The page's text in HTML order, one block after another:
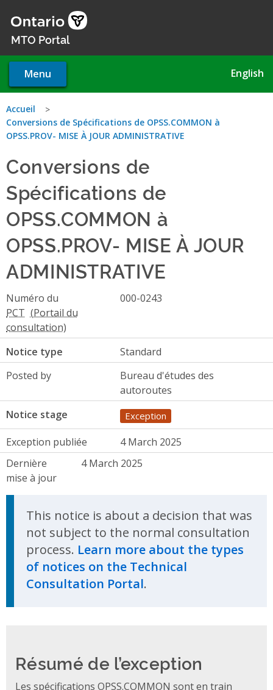
main
MTO Portal
Menu English
You
are
here
Accueil
Conversions de Spécifications de OPSS.COMMON à
OPSS.PROV- MISE À JOUR ADMINISTRATIVE
Conversions de
Spécifications de
OPSS.COMMON à
OPSS.PROV- MISE À JOUR
ADMINISTRATIVE
Numéro du
PCT
000-0243
Notice type
Standard
Posted by
Bureau d'études des
autoroutes
Notice stage
Exception
Exception publiée
4 March 2025
Dernière
mise à jour
4 March 2025
This notice is about a decision that was
not subject to the normal consultation
process. Learn more about the types
of notices on the Technical
Consultation Portal.
Résumé de l’exception
Les spécifications OPSS.COMMON sont en train